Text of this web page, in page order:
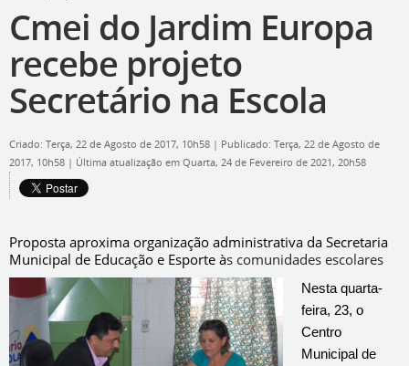
Cmei do Jardim Europa
recebe projeto
Secretário na Escola
Criado: Terça, 22 de Agosto de 2017, 10h58 | Publicado: Terça, 22 de Agosto de
2017, 10h58 | Última atualização em Quarta, 24 de Fevereiro de 2021, 20h58
Proposta aproxima organização administrativa da Secretaria
Municipal de Educação e Esporte às comunidades escolares
Nesta quarta-
feira, 23, o
Centro
Municipal de